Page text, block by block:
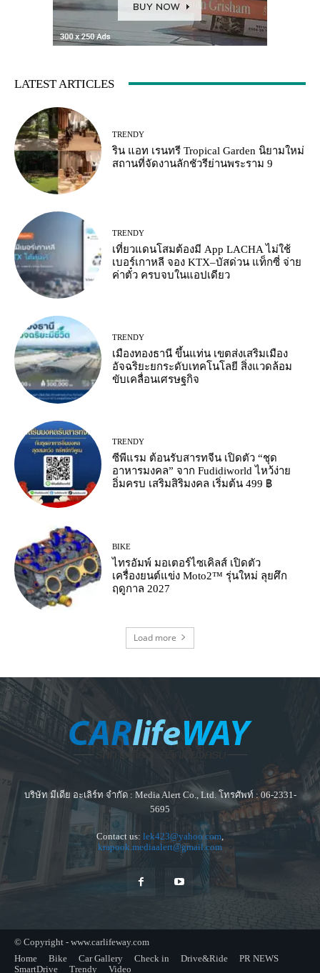
LATEST ARTICLES
TRENDY
ริน แอท เรนทรี Tropical Garden นิยามใหม่
สถานที่จัดงานลักชัวรีย่านพระราม 9
TRENDY
เที่ยวแดนโสมต้องมี App LACHA ไม่ใช้
เบอร์เกาหลี จอง KTX–บัสด่วน แท็กซี่ จ่าย
ค่าตั๋ว ครบจบในแอปเดียว
TRENDY
เมืองทองธานี ขึ้นแท่น เขตส่งเสริมเมือง
อัจฉริยะยกระดับเทคโนโลยี สิ่งแวดล้อม
ขับเคลื่อนเศรษฐกิจ
TRENDY
ซีพีแรม ต้อนรับสารทจีน เปิดตัว “ชุด
อาหารมงคล” จาก Fudidiworld ไหว้ง่าย
อิ่มครบ เสริมสิริมงคล เริ่มต้น 499 ฿
BIKE
ไทรอัมพ์ มอเตอร์ไซเคิลส์ เปิดตัว
เครื่องยนต์แข่ง Moto2™ รุ่นใหม่ ลุยศึก
ฤดูกาล 2027
Load more
บริษัท มีเดีย อะเลิร์ท จำกัด : Media Alert Co., Ltd. โทรศัพท์ : 06-2331-
5695
Contact us: lek423@yahoo.com
krapook.mediaalert@gmail.com
© Copyright - www.carlifeway.com
Home
Bike Car Gallery Check in Drive&Ride
PR NEWS
SmartDrive
Trendy Video